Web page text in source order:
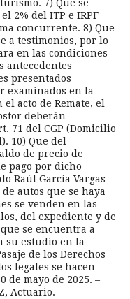
7) Que se
2% del ITP e IRPF
concurrente. 8) Que
a testimonios, por lo
en las condiciones
antecedentes
presentados
examinados en la
acto de Remate, el
deberán
71 del CGP (Domicilio
10) Que del
de precio de
pago por dicho
Raúl García Vargas
autos que se haya
se venden en las
del expediente y de
se encuentra a
su estudio en la
de los Derechos
legales se hacen
de mayo de 2025. –
Actuario.